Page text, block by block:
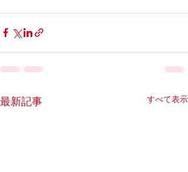
最新記事 すべて表示